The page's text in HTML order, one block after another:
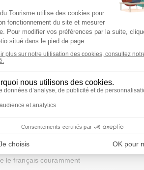
d'emploi
le français couramment